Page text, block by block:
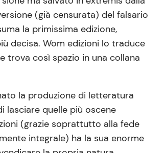
(già censurata) del falsario
la primissima edizione,
decisa. Wom edizioni lo traduce
trova così spazio in una collana
la produzione di letteratura
lasciare quelle più oscene
(grazie soprattutto alla fede
integrale) ha la sua enorme